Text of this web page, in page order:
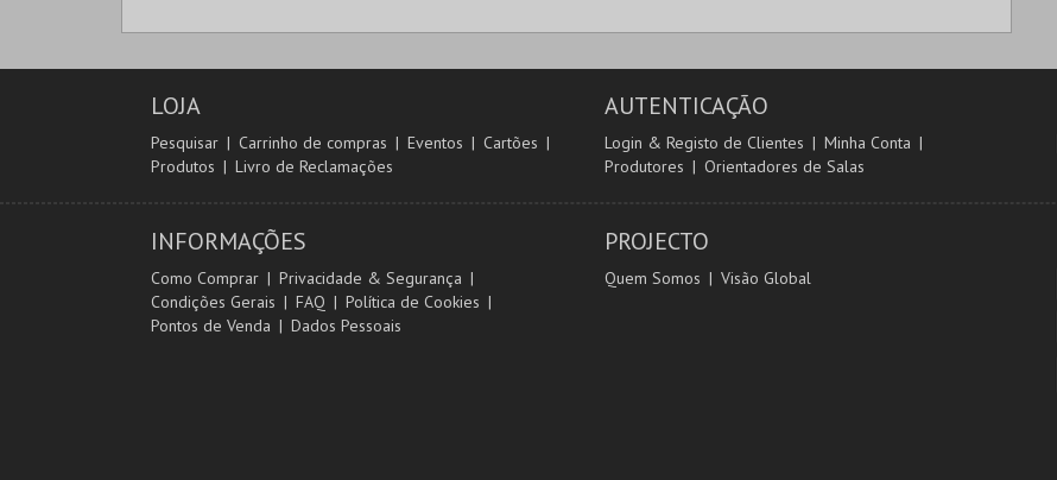
LOJA
Pesquisar Carrinho de compras Eventos
Cartões
Produtos
Livro de Reclamações
AUTENTICAÇÃO
Login & Registo de Clientes
Minha Conta
Produtores
Orientadores de Salas
INFORMAÇÕES
Como Comprar
Privacidade & Segurança
Condições Gerais
FAQ
Política de Cookies
Pontos de Venda
Dados Pessoais
PROJECTO
Quem Somos Visão Global